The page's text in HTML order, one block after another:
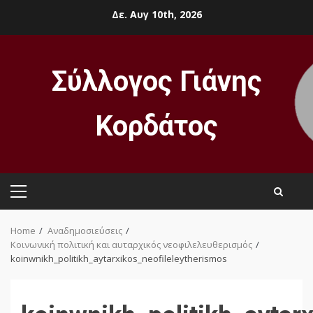
Δε. Αυγ 10th, 2026
Σύλλογος Γιάνης
Κορδάτος
Primary
Home
Αναδημοσιεύσεις
Κοινωνική πολιτική και αυταρχικός νεοφιλελευθερισμός
koinwnikh_politikh_aytarxikos_neofileleytherismos